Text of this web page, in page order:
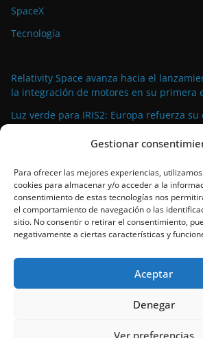
Gestionar
Para ofrecer las mejores experiencias,
cookies para almacenar y/o acceder a la
consentimiento de estas tecnologías nos
el comportamiento de navegación o las
sitio. No consentir o retirar el consentimiento,
negativamente a ciertas características y
Aceptar
Denegar
Ver preferencias
SpaceX
Tecnología
Relativity Space avanza hacia el
la integración de motores en su primera
Luz verde para IRIS2: Europa refuerza
El rover Perseverance de la NASA
SpaceX lanza una nueva misión Starlink
expandir su megaconstelación
El futuro incierto de Ariane 6: la ESA
el Consejo Ministerial de 2025